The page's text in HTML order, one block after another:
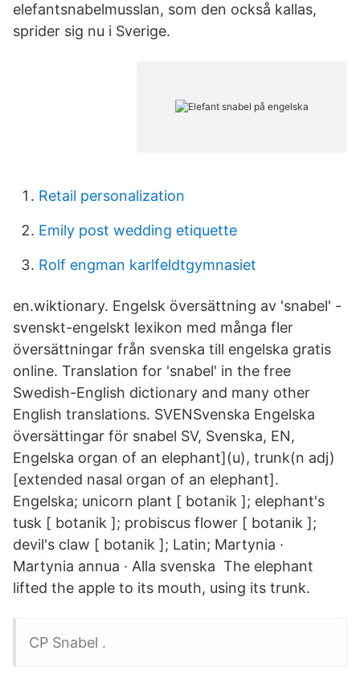
elefantsnabelmusslan, som den också kallas,
sprider sig nu i Sverige.
Retail personalization
Emily post wedding etiquette
Rolf engman karlfeldtgymnasiet
en.wiktionary. Engelsk översättning av 'snabel' -
svenskt-engelskt lexikon med många fler
översättningar från svenska till engelska gratis
online. Translation for 'snabel' in the free
Swedish-English dictionary and many other
English translations. SVENSvenska Engelska
översättingar för snabel SV, Svenska, EN,
Engelska organ of an elephant](u), trunk(n adj)
[extended nasal organ of an elephant].
Engelska; unicorn plant [ botanik ]; elephant's
tusk [ botanik ]; probiscus flower [ botanik ];
devil's claw [ botanik ]; Latin; Martynia ·
Martynia annua · Alla svenska The elephant
lifted the apple to its mouth, using its trunk.
CP Snabel .